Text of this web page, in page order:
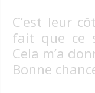
C’est leur
fait que ce
Cela m’a
Bonne